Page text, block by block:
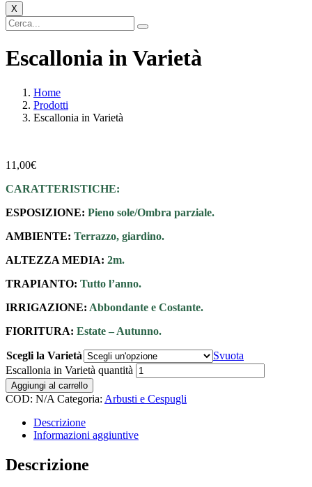
X
Escallonia in Varietà
Home
Prodotti
Escallonia in Varietà
11,00€
CARATTERISTICHE:
ESPOSIZIONE: Pieno sole/Ombra parziale.
AMBIENTE: Terrazzo, giardino.
ALTEZZA MEDIA: 2m.
TRAPIANTO: Tutto l’anno.
IRRIGAZIONE: Abbondante e Costante.
FIORITURA: Estate – Autunno.
Scegli la Varietà
Svuota
Escallonia in Varietà quantità
Aggiungi al carrello
COD: N/A Categoria: Arbusti e Cespugli
Descrizione
Informazioni aggiuntive
Descrizione